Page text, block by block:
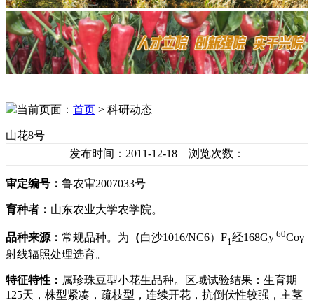
当前页面： 首页 > 科研动态
山花8号
发布时间：2011-12-18 浏览次数：
审定编号： 鲁农审2007033号
育种者： 山东农业大学农学院。
品种来源： 常规品种。为 （白沙1016/NC6）F1 经168Gy 60Coγ
射线辐照处理选育。
特征特性： 属珍珠豆型小花生品种。区域试验结果：生育期
125天，株型紧凑，疏枝型，连续开花，抗倒伏性较强，主茎